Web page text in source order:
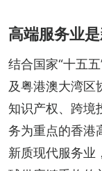
高端服务业
结合国家“十五
及粤港澳大湾区
知识产权、跨境
务为重点的香港
新质现代服务业